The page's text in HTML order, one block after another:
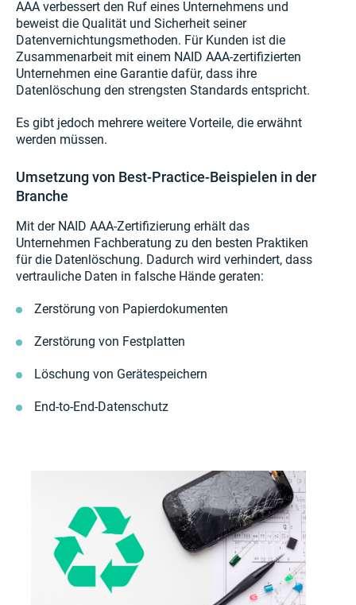
AAA verbessert den Ruf eines Unternehmens und
beweist die Qualität und Sicherheit seiner
Datenvernichtungsmethoden. Für Kunden ist die
Zusammenarbeit mit einem NAID AAA-zertifizierten
Unternehmen eine Garantie dafür, dass ihre
Datenlöschung den strengsten Standards entspricht.
Es gibt jedoch mehrere weitere Vorteile, die erwähnt
werden müssen.
Umsetzung von Best-Practice-Beispielen in der
Branche
Mit der NAID AAA-Zertifizierung erhält das
Unternehmen Fachberatung zu den besten Praktiken
für die Datenlöschung. Dadurch wird verhindert, dass
vertrauliche Daten in falsche Hände geraten:
Zerstörung von Papierdokumenten
Zerstörung von Festplatten
Löschung von Gerätespeichern
End-to-End-Datenschutz